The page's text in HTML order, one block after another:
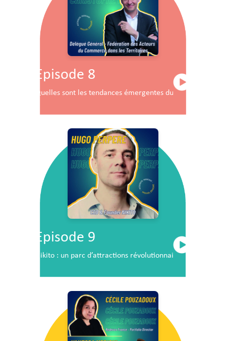
Episode 8
Quelles sont les tendances émergentes du commerce en
Episode 9
Nikito : un parc d’attractions révolutionnaire en plein